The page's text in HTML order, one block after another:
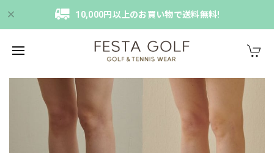
10,000円以上のお買い物で送料無料!